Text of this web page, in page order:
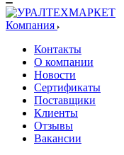
Компания
Контакты
О компании
Новости
Сертификаты
Поставщики
Клиенты
Отзывы
Вакансии